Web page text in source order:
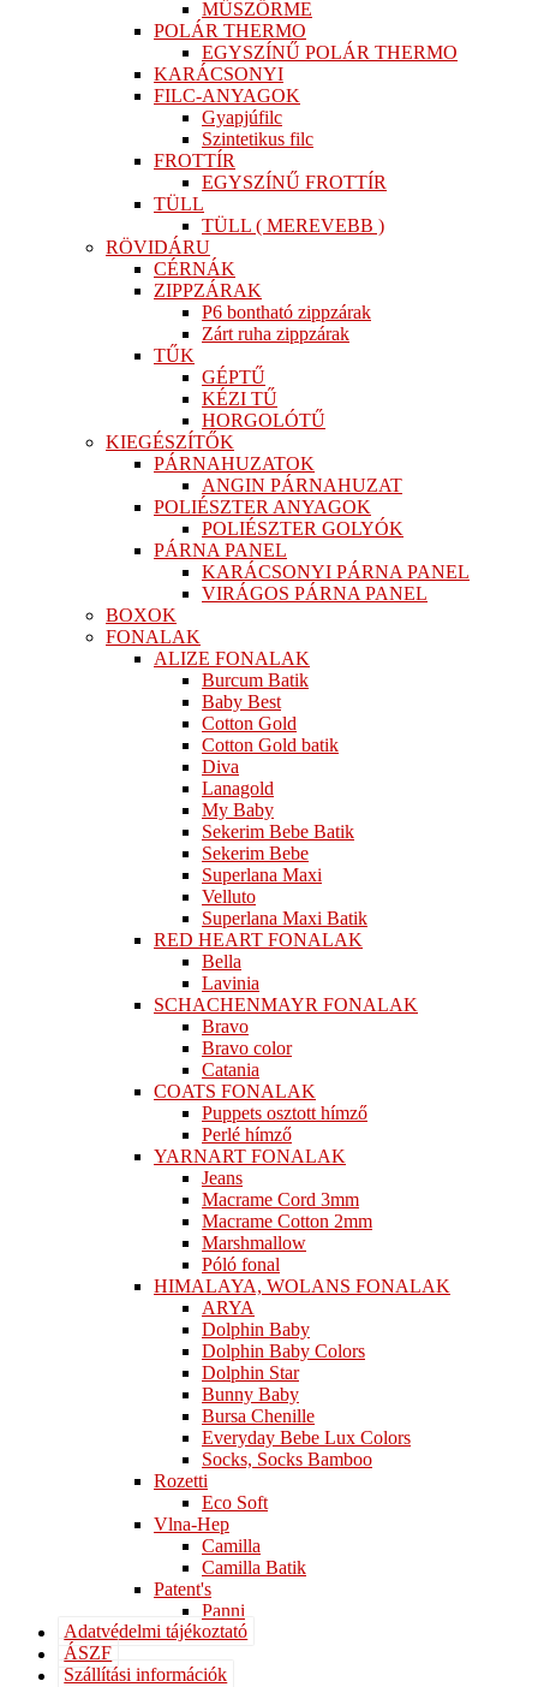
MŰSZŐRME
POLÁR THERMO
EGYSZÍNŰ POLÁR THERMO
KARÁCSONYI
FILC-ANYAGOK
Gyapjúfilc
Szintetikus filc
FROTTÍR
EGYSZÍNŰ FROTTÍR
TÜLL
TÜLL ( MEREVEBB )
RÖVIDÁRU
CÉRNÁK
ZIPPZÁRAK
P6 bontható zippzárak
Zárt ruha zippzárak
TŰK
GÉPTŰ
KÉZI TŰ
HORGOLÓTŰ
KIEGÉSZÍTŐK
PÁRNAHUZATOK
ANGIN PÁRNAHUZAT
POLIÉSZTER ANYAGOK
POLIÉSZTER GOLYÓK
PÁRNA PANEL
KARÁCSONYI PÁRNA PANEL
VIRÁGOS PÁRNA PANEL
BOXOK
FONALAK
ALIZE FONALAK
Burcum Batik
Baby Best
Cotton Gold
Cotton Gold batik
Diva
Lanagold
My Baby
Sekerim Bebe Batik
Sekerim Bebe
Superlana Maxi
Velluto
Superlana Maxi Batik
RED HEART FONALAK
Bella
Lavinia
SCHACHENMAYR FONALAK
Bravo
Bravo color
Catania
COATS FONALAK
Puppets osztott hímző
Perlé hímző
YARNART FONALAK
Jeans
Macrame Cord 3mm
Macrame Cotton 2mm
Marshmallow
Póló fonal
HIMALAYA, WOLANS FONALAK
ARYA
Dolphin Baby
Dolphin Baby Colors
Dolphin Star
Bunny Baby
Bursa Chenille
Everyday Bebe Lux Colors
Socks, Socks Bamboo
Rozetti
Eco Soft
Vlna-Hep
Camilla
Camilla Batik
Patent's
Panni
Adatvédelmi tájékoztató
ÁSZF
Szállítási információk